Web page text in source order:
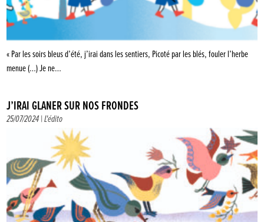
« Par les soirs bleus d’été, j’irai dans les sentiers, Picoté par les blés, fouler l’herbe
menue (…) Je ne…
J’IRAI GLANER SUR NOS FRONDES
25/07/2024 |L'édito